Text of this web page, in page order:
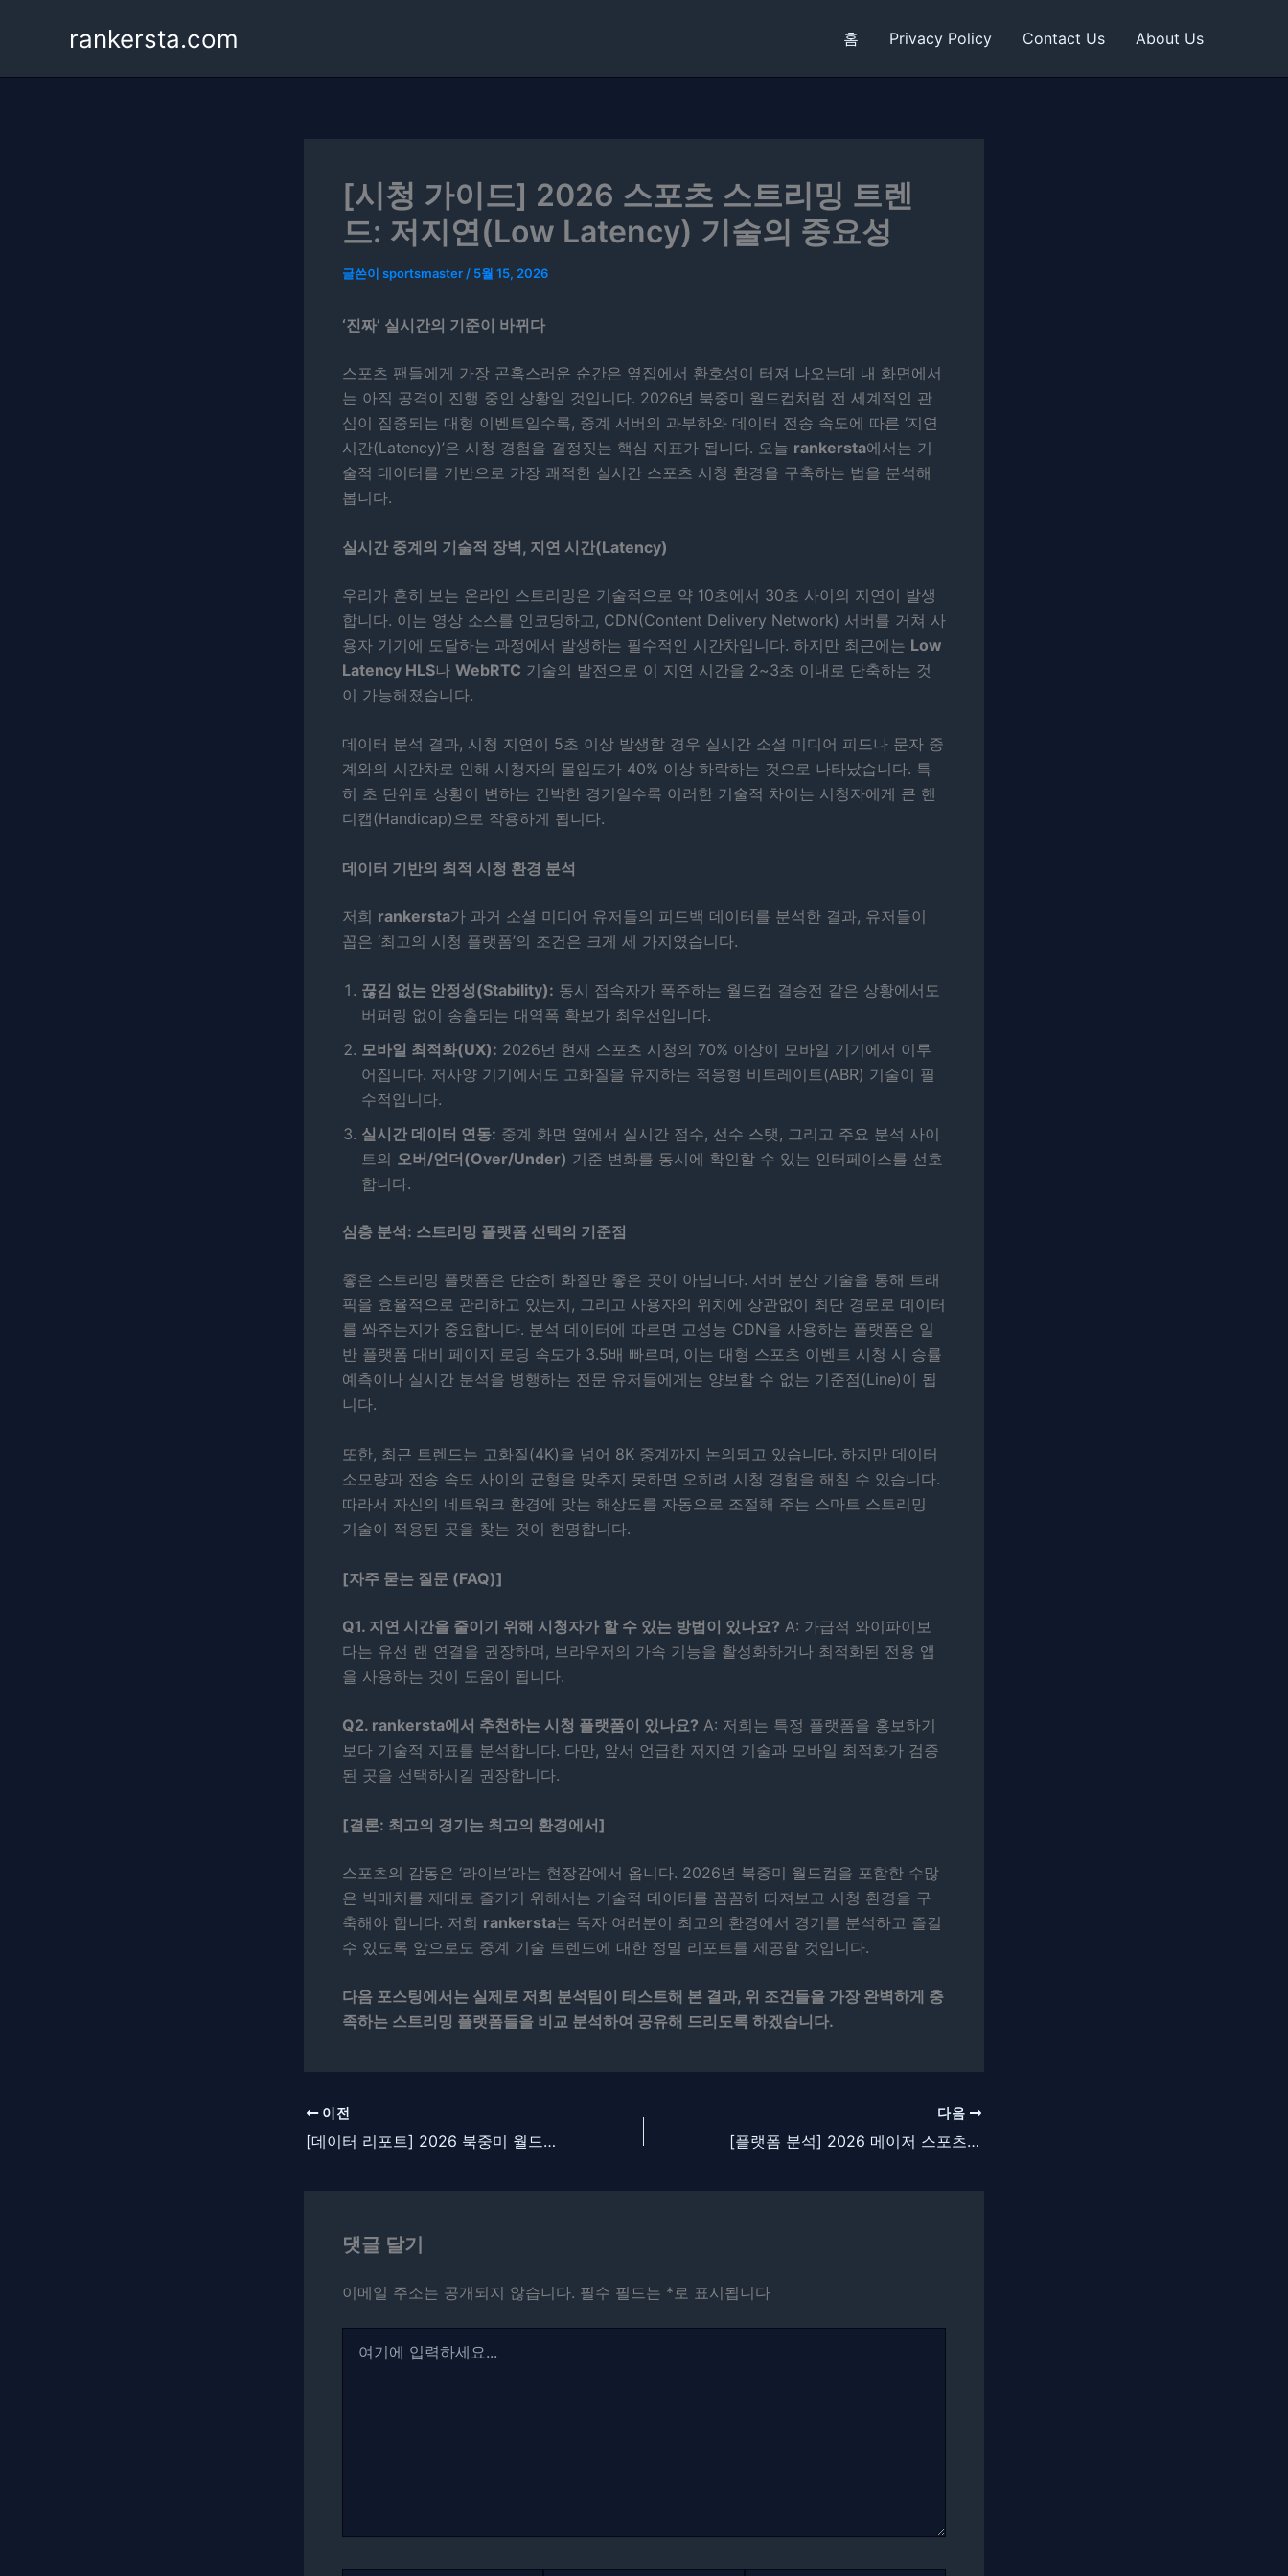
rankersta.com 홈 Privacy Policy Contact Us About Us
[시청 가이드] 2026 스포츠 스트리밍 트렌
드: 저지연(Low Latency) 기술의 중요성
글쓴이 sportsmaster / 5월 15, 2026
‘진짜’ 실시간의 기준이 바뀌다
스포츠 팬들에게 가장 곤혹스러운 순간은 옆집에서 환호성이 터져 나오는데 내 화면에서
는 아직 공격이 진행 중인 상황일 것입니다. 2026년 북중미 월드컵처럼 전 세계적인 관
심이 집중되는 대형 이벤트일수록, 중계 서버의 과부하와 데이터 전송 속도에 따른 ‘지연
시간(Latency)’은 시청 경험을 결정짓는 핵심 지표가 됩니다. 오늘 rankersta에서는 기
술적 데이터를 기반으로 가장 쾌적한 실시간 스포츠 시청 환경을 구축하는 법을 분석해
봅니다.
실시간 중계의 기술적 장벽, 지연 시간(Latency)
우리가 흔히 보는 온라인 스트리밍은 기술적으로 약 10초에서 30초 사이의 지연이 발생
합니다. 이는 영상 소스를 인코딩하고, CDN(Content Delivery Network) 서버를 거쳐 사
용자 기기에 도달하는 과정에서 발생하는 필수적인 시간차입니다. 하지만 최근에는 Low
Latency HLS나 WebRTC 기술의 발전으로 이 지연 시간을 2~3초 이내로 단축하는 것
이 가능해졌습니다.
데이터 분석 결과, 시청 지연이 5초 이상 발생할 경우 실시간 소셜 미디어 피드나 문자 중
계와의 시간차로 인해 시청자의 몰입도가 40% 이상 하락하는 것으로 나타났습니다. 특
히 초 단위로 상황이 변하는 긴박한 경기일수록 이러한 기술적 차이는 시청자에게 큰 핸
디캡(Handicap)으로 작용하게 됩니다.
데이터 기반의 최적 시청 환경 분석
저희 rankersta가 과거 소셜 미디어 유저들의 피드백 데이터를 분석한 결과, 유저들이
꼽은 ‘최고의 시청 플랫폼’의 조건은 크게 세 가지였습니다.
끊김 없는 안정성(Stability): 동시 접속자가 폭주하는 월드컵 결승전 같은 상황에서도
버퍼링 없이 송출되는 대역폭 확보가 최우선입니다.
모바일 최적화(UX): 2026년 현재 스포츠 시청의 70% 이상이 모바일 기기에서 이루
어집니다. 저사양 기기에서도 고화질을 유지하는 적응형 비트레이트(ABR) 기술이 필
수적입니다.
실시간 데이터 연동: 중계 화면 옆에서 실시간 점수, 선수 스탯, 그리고 주요 분석 사이
트의 오버/언더(Over/Under) 기준 변화를 동시에 확인할 수 있는 인터페이스를 선호
합니다.
심층 분석: 스트리밍 플랫폼 선택의 기준점
좋은 스트리밍 플랫폼은 단순히 화질만 좋은 곳이 아닙니다. 서버 분산 기술을 통해 트래
픽을 효율적으로 관리하고 있는지, 그리고 사용자의 위치에 상관없이 최단 경로로 데이터
를 쏴주는지가 중요합니다. 분석 데이터에 따르면 고성능 CDN을 사용하는 플랫폼은 일
반 플랫폼 대비 페이지 로딩 속도가 3.5배 빠르며, 이는 대형 스포츠 이벤트 시청 시 승률
예측이나 실시간 분석을 병행하는 전문 유저들에게는 양보할 수 없는 기준점(Line)이 됩
니다.
또한, 최근 트렌드는 고화질(4K)을 넘어 8K 중계까지 논의되고 있습니다. 하지만 데이터
소모량과 전송 속도 사이의 균형을 맞추지 못하면 오히려 시청 경험을 해칠 수 있습니다.
따라서 자신의 네트워크 환경에 맞는 해상도를 자동으로 조절해 주는 스마트 스트리밍
기술이 적용된 곳을 찾는 것이 현명합니다.
[자주 묻는 질문 (FAQ)]
Q1. 지연 시간을 줄이기 위해 시청자가 할 수 있는 방법이 있나요? A: 가급적 와이파이보
다는 유선 랜 연결을 권장하며, 브라우저의 가속 기능을 활성화하거나 최적화된 전용 앱
을 사용하는 것이 도움이 됩니다.
Q2. rankersta에서 추천하는 시청 플랫폼이 있나요? A: 저희는 특정 플랫폼을 홍보하기
보다 기술적 지표를 분석합니다. 다만, 앞서 언급한 저지연 기술과 모바일 최적화가 검증
된 곳을 선택하시길 권장합니다.
[결론: 최고의 경기는 최고의 환경에서]
스포츠의 감동은 ‘라이브’라는 현장감에서 옵니다. 2026년 북중미 월드컵을 포함한 수많
은 빅매치를 제대로 즐기기 위해서는 기술적 데이터를 꼼꼼히 따져보고 시청 환경을 구
축해야 합니다. 저희 rankersta는 독자 여러분이 최고의 환경에서 경기를 분석하고 즐길
수 있도록 앞으로도 중계 기술 트렌드에 대한 정밀 리포트를 제공할 것입니다.
다음 포스팅에서는 실제로 저희 분석팀이 테스트해 본 결과, 위 조건들을 가장 완벽하게 충
족하는 스트리밍 플랫폼들을 비교 분석하여 공유해 드리도록 하겠습니다.
이전
[데이터 리포트] 2026 북중미 월드컵 우승 확률 및 핵심 스탯 지표 분석
다음
[플랫폼 분석] 2026 메이저 스포츠 이벤트를 위한 최적의 실시간 중계 플랫폼 선택 요건
댓글 달기
이메일 주소는 공개되지 않습니다. 필수 필드는 * 로 표시됩니다